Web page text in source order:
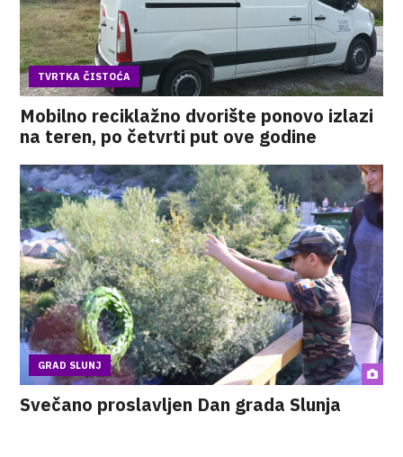
TVRTKA ČISTOĆA
Mobilno reciklažno dvorište ponovo izlazi
na teren, po četvrti put ove godine
GRAD SLUNJ
Svečano proslavljen Dan grada Slunja